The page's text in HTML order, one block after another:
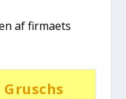
af fir­ma­ets